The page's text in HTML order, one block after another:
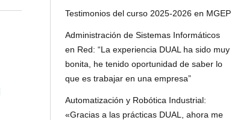
Testimonios del curso 2025-2026 en MGEP
Administración de Sistemas Informáticos
en Red: “La experiencia DUAL ha sido muy
bonita, he tenido oportunidad de saber lo
que es trabajar en una empresa”
Automatización y Robótica Industrial:
«Gracias a las prácticas DUAL, ahora me